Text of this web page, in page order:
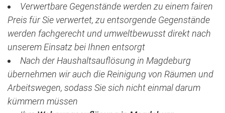
Verwertbare Gegenstände werden zu einem fairen
Preis für Sie verwertet, zu entsorgende Gegenstände
werden fachgerecht und umweltbewusst direkt nach
unserem Einsatz bei Ihnen entsorgt
Nach der Haushaltsauflösung in Magdeburg
übernehmen wir auch die Reinigung von Räumen und
Arbeitswegen, sodass Sie sich nicht einmal darum
kümmern müssen